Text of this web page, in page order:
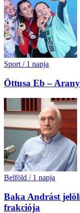
Sport / 1 napja
Öttusa Eb –
Belföld / 1 napja
Baka Andrást
frakciója